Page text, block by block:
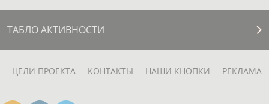
ТАБЛО АКТИВНОСТИ
ЦЕЛИ ПРОЕКТА КОНТАКТЫ НАШИ КНОПКИ РЕКЛАМА